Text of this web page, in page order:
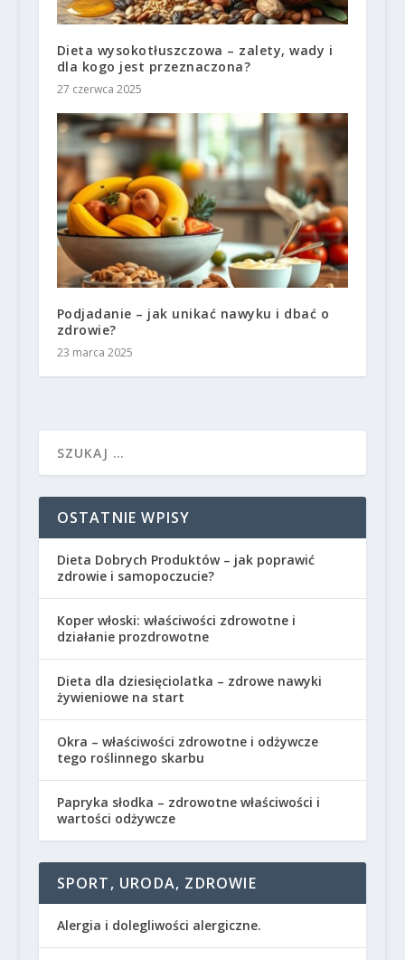
Dieta wysokotłuszczowa – zalety, wady i
dla kogo jest przeznaczona?
27 czerwca 2025
Podjadanie – jak unikać nawyku i dbać o
zdrowie?
23 marca 2025
OSTATNIE WPISY
Dieta Dobrych Produktów – jak poprawić
zdrowie i samopoczucie?
Koper włoski: właściwości zdrowotne i
działanie prozdrowotne
Dieta dla dziesięciolatka – zdrowe nawyki
żywieniowe na start
Okra – właściwości zdrowotne i odżywcze
tego roślinnego skarbu
Papryka słodka – zdrowotne właściwości i
wartości odżywcze
SPORT, URODA, ZDROWIE
Alergia i dolegliwości alergiczne.